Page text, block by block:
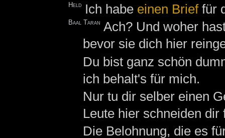
Held Ich habe einen Brieffür
Baal Taran Ach? Und woher
bevor sie dich hier
Du bist ganz schön
ich behalt's für mich.
Nur tu dir selber einen
Leute hier schneiden
Die Belohnung, die es